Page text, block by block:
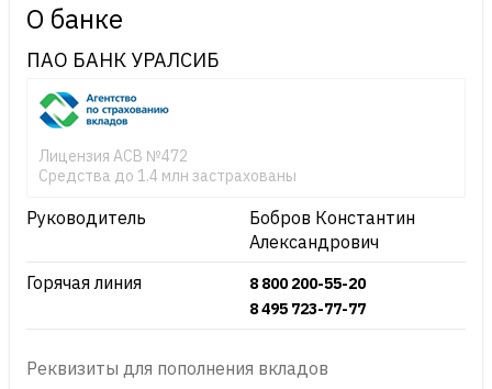
О банке
ПАО БАНК УРАЛСИБ
Лицензия АСВ №472
Средства до 1.4 млн застрахованы
Руководитель
Бобров Константин
Александрович
Горячая линия
8 800 200-55-20
8 495 723-77-77
Реквизиты для пополнения вкладов